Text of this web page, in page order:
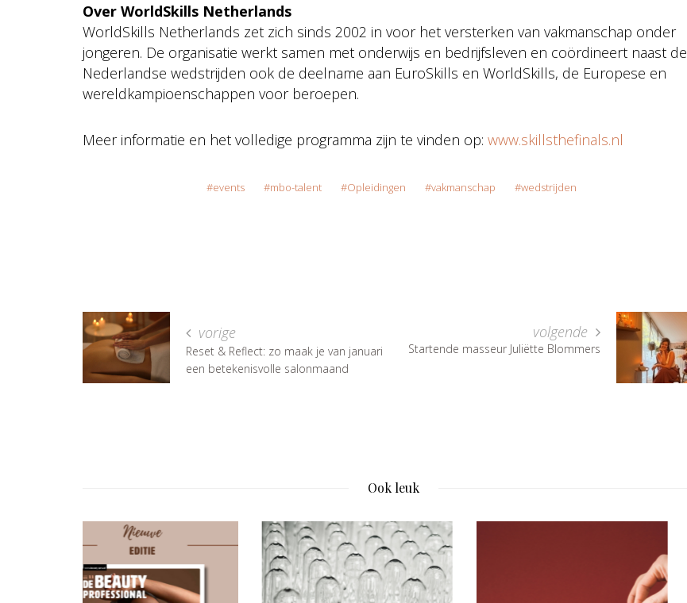
Over WorldSkills Netherlands
WorldSkills Netherlands zet zich sinds 2002 in voor het versterken van vakmanschap onder
jongeren. De organisatie werkt samen met onderwijs en bedrijfsleven en coördineert naast de
Nederlandse wedstrijden ook de deelname aan EuroSkills en WorldSkills, de Europese en
wereldkampioenschappen voor beroepen.
Meer informatie en het volledige programma zijn te vinden op: www.skillsthefinals.nl
events mbo-talent Opleidingen vakmanschap wedstrijden
vorige
Reset & Reflect: zo maak je van januari
een betekenisvolle salonmaand
volgende
Startende masseur Juliëtte Blommers
Ook leuk